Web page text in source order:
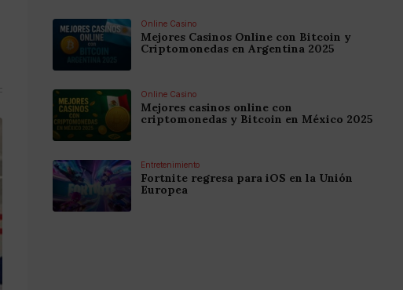
Online Casino
Mejores Casinos Online con Bitcoin y
Criptomonedas en Argentina 2025
Online Casino
Mejores casinos online con
criptomonedas y Bitcoin en México 2025
Entretenimiento
Fortnite regresa para iOS en la Unión
Europea